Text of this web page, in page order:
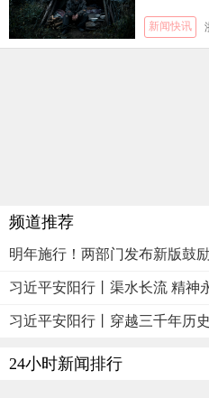
新闻快讯
频道推荐
明年施行！两部门发布新版鼓
习近平安阳行丨渠水长流 精
习近平安阳行丨穿越三千年
24小时新闻排行